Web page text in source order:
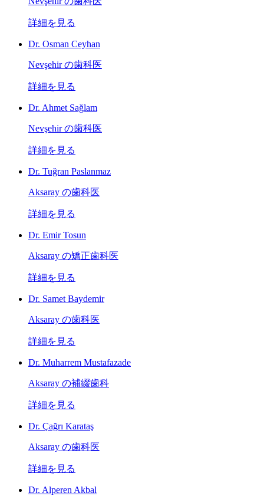
詳細を見る
Dr. Osman Ceyhan
Nevşehir の歯科医
詳細を見る
Dr. Ahmet Sağlam
Nevşehir の歯科医
詳細を見る
Dr. Tuğran Paslanmaz
Aksaray の歯科医
詳細を見る
Dr. Emir Tosun
Aksaray の矯正歯科医
詳細を見る
Dr. Samet Baydemir
Aksaray の歯科医
詳細を見る
Dr. Muharrem Mustafazade
Aksaray の補綴歯科
詳細を見る
Dr. Çağrı Karataş
Aksaray の歯科医
詳細を見る
Dr. Alperen Akbal